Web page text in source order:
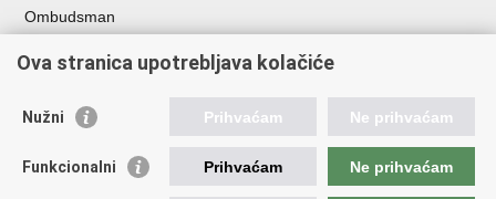
Ombudsman​
Useful links
ILO
CPII
Ova stranica upotrebljava kolačiće
Nužni Prihvaćam Ne prihvaćam
Funkcionalni Prihvaćam Ne prihvaćam